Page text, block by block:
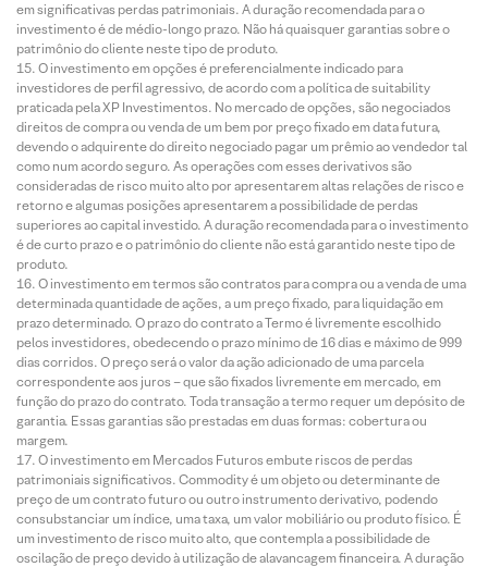
em significativas perdas patrimoniais. A duração recomendada para o
investimento é de médio-longo prazo. Não há quaisquer garantias sobre o
patrimônio do cliente neste tipo de produto.
O investimento em opções é preferencialmente indicado para
investidores de perfil agressivo, de acordo com a política de suitability
praticada pela XP Investimentos. No mercado de opções, são negociados
direitos de compra ou venda de um bem por preço fixado em data futura,
devendo o adquirente do direito negociado pagar um prêmio ao vendedor tal
como num acordo seguro. As operações com esses derivativos são
consideradas de risco muito alto por apresentarem altas relações de risco e
retorno e algumas posições apresentarem a possibilidade de perdas
superiores ao capital investido. A duração recomendada para o investimento
é de curto prazo e o patrimônio do cliente não está garantido neste tipo de
produto.
O investimento em termos são contratos para compra ou a venda de uma
determinada quantidade de ações, a um preço fixado, para liquidação em
prazo determinado. O prazo do contrato a Termo é livremente escolhido
pelos investidores, obedecendo o prazo mínimo de 16 dias e máximo de 999
dias corridos. O preço será o valor da ação adicionado de uma parcela
correspondente aos juros – que são fixados livremente em mercado, em
função do prazo do contrato. Toda transação a termo requer um depósito de
garantia. Essas garantias são prestadas em duas formas: cobertura ou
margem.
O investimento em Mercados Futuros embute riscos de perdas
patrimoniais significativos. Commodity é um objeto ou determinante de
preço de um contrato futuro ou outro instrumento derivativo, podendo
consubstanciar um índice, uma taxa, um valor mobiliário ou produto físico. É
um investimento de risco muito alto, que contempla a possibilidade de
oscilação de preço devido à utilização de alavancagem financeira. A duração